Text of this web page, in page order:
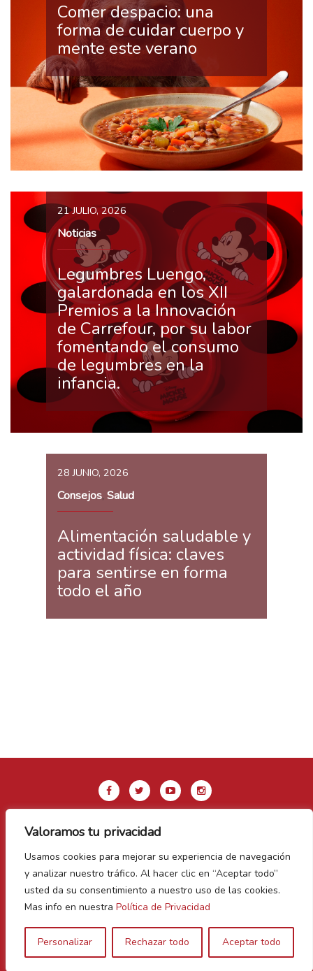
Valoramos tu privacidad
Usamos cookies para mejorar su experiencia de navegación
y analizar nuestro tráfico. Al hacer clic en “Aceptar todo”
usted da su consentimiento a nuestro uso de las cookies.
Mas info en nuestra Política de Privacidad
Personalizar Rechazar todo Aceptar todo
Comer despacio: una
forma de cuidar cuerpo y
mente este verano
21 JULIO, 2026
Noticias
Legumbres Luengo,
galardonada en los XII
Premios a la Innovación
de Carrefour, por su labor
fomentando el consumo
de legumbres en la
infancia.
28 JUNIO, 2026
Consejos, Salud
Alimentación saludable y
actividad física: claves
para sentirse en forma
todo el año
Aviso legal y Política de privacidad
Política de Cookies
Contacto
Canal de Denuncias